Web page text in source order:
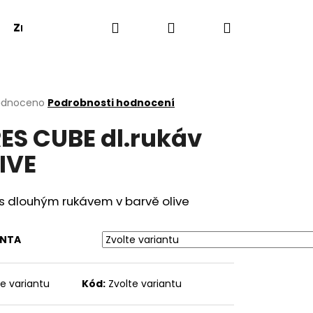
Značky Hledat PřihlášeníNákupní
Podrobnosti hodnocení
CUBE dl.rukáv
dlouhým rukávem v barvě olive
variantu Kód: Zvolte variantu